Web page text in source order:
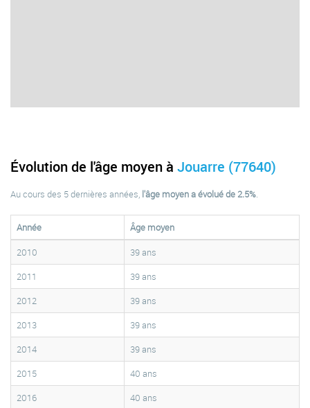
Évolution de l'âge moyen à Jouarre (77640)
Au cours des 5 dernières années, l'âge moyen a évolué de 2.5%.
Année
Âge moyen
2010
39 ans
2011
39 ans
2012
39 ans
2013
39 ans
2014
39 ans
2015
40 ans
2016
40 ans